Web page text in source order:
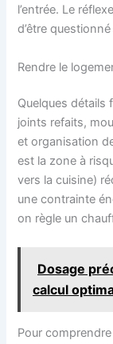
l’entrée. Le
d’être
Rendre le
Quelques détails
joints refaits,
et organisation
est la zone à
vers la cuisine)
une contrainte
on règle un
Dosage
calcul
Pour